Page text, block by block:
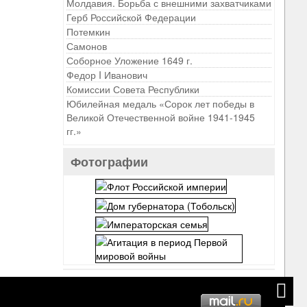
Молдавия. Борьба с внешними захватчиками
Герб Российской Федерации
Потемкин
Самонов
Соборное Уложение 1649 г.
Федор I Иванович
Комиссии Совета Республики
Юбилейная медаль «Сорок лет победы в
Великой Отечественной войне 1941-1945
гг.»
Фотографии